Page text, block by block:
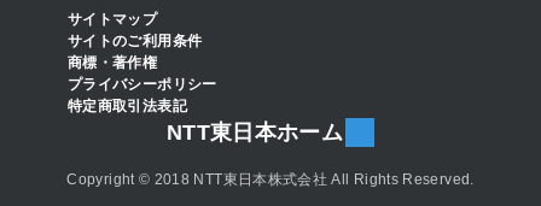
サイトマップ
サイトのご利用条件
商標・著作権
プライバシーポリシー
特定商取引法表記
NTT東日本ホーム
Copyright © 2018 NTT東日本株式会社 All Rights Reserved.